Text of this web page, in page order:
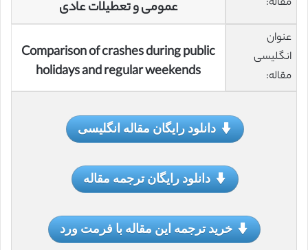
عمومی و تعطیلات عادی
عنوان
انگلیسی
مقاله:
Comparison of crashes during public
holidays and regular weekends
دانلود رایگان مقاله انگلیسی
دانلود رایگان ترجمه مقاله
خرید ترجمه این مقاله با فرمت ورد